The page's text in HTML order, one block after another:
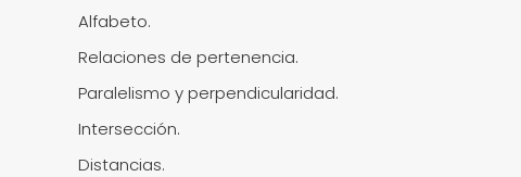
Alfabeto.
Relaciones de pertenencia.
Paralelismo y perpendicularidad.
Intersección.
Distancias.